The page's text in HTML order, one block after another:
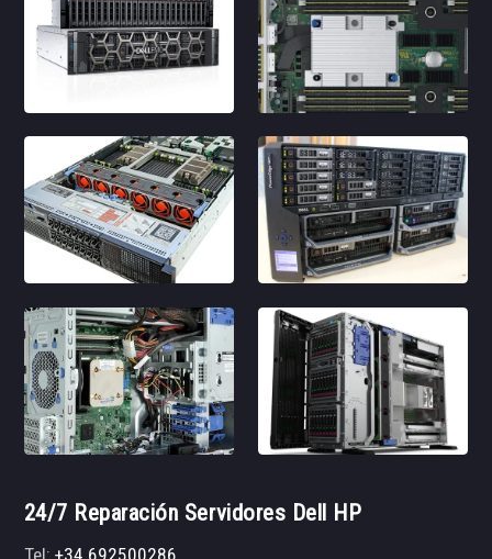
24/7 Reparación Servidores Dell HP
Tel:+34 692500286